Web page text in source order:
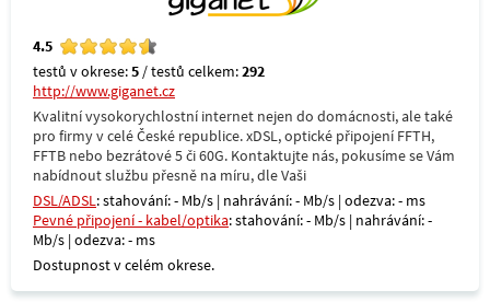
4.5
testů v okrese:5 / testů celkem:292
http://www.giganet.cz
Kvalitní vysokorychlostní internet nejen do domácnosti, ale také
pro firmy v celé České republice. xDSL, optické připojení FFTH,
FFTB nebo bezrátové 5 či 60G. Kontaktujte nás, pokusíme se Vám
nabídnout službu přesně na míru, dle Vaši
DSL/ADSL: stahování: - Mb/s | nahrávání: - Mb/s | odezva: - ms
Pevné připojení - kabel/optika: stahování: - Mb/s | nahrávání: -
Mb/s | odezva: - ms
Dostupnost v celém okrese.